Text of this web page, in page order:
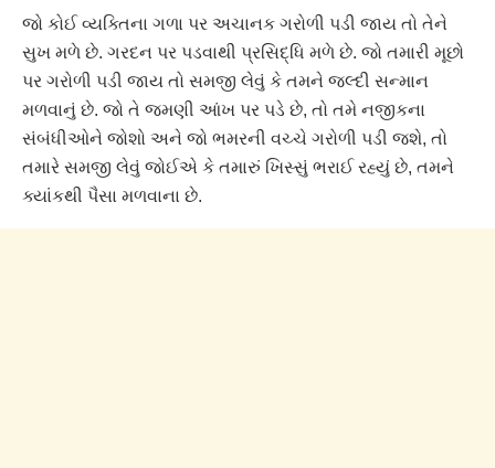
જો કોઈ વ્યક્તિના ગળા પર અચાનક ગરોળી પડી જાય તો તેને
સુખ મળે છે. ગરદન પર પડવાથી પ્રસિદ્ધિ મળે છે. જો તમારી મૂછો
પર ગરોળી પડી જાય તો સમજી લેવું કે તમને જલ્દી સન્માન
મળવાનું છે. જો તે જમણી આંખ પર પડે છે, તો તમે નજીકના
સંબંધીઓને જોશો અને જો ભમરની વચ્ચે ગરોળી પડી જશે, તો
તમારે સમજી લેવું જોઈએ કે તમારું ખિસ્સું ભરાઈ રહ્યું છે, તમને
ક્યાંકથી પૈસા મળવાના છે.